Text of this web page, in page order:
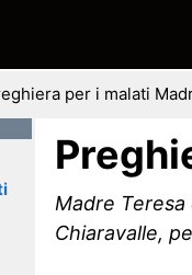
per i malati
Madre
Chiaravalle,